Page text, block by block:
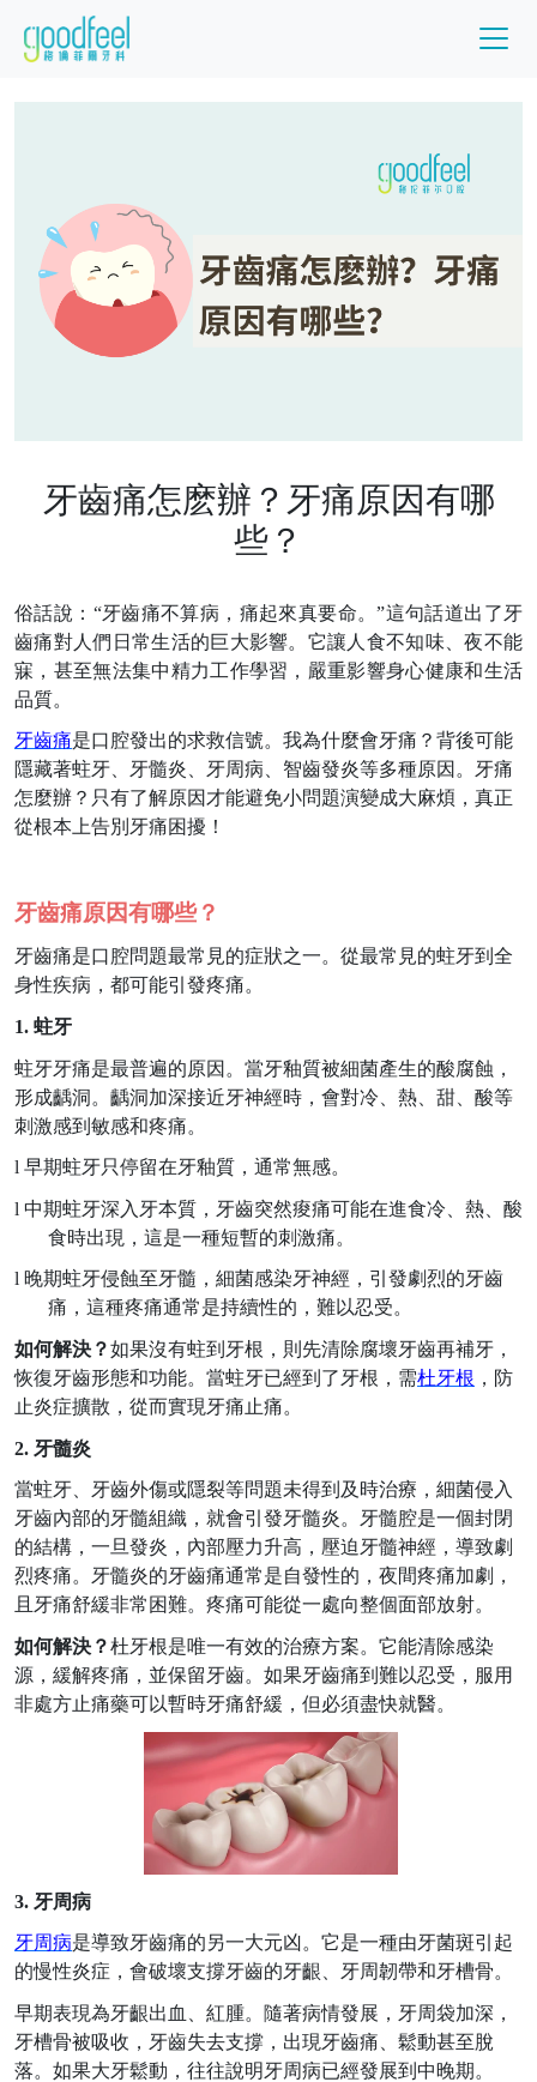
牙齒痛怎麽辦？牙痛原因有哪
些？
俗話說： “牙齒痛不算病，痛起來真要命。”這句話道出了牙
齒痛對人們日常生活的巨大影響。它讓人食不知味、夜不能
寐，甚至無法集中精力工作學習，嚴重影響身心健康和生活
品質。
牙齒痛是口腔發出的求救信號。我為什麼會牙痛？背後可能
隱藏著蛀牙、牙髓炎、牙周病、智齒發炎等多種原因。牙痛
怎麼辦？只有了解原因才能避免小問題演變成大麻煩，真正
從根本上告別牙痛困擾！
牙齒痛原因有哪些？
牙齒痛是口腔問題最常見的症狀之一。從最常見的蛀牙到全
身性疾病，都可能引發疼痛。
1. 蛀牙
蛀牙牙痛是最普遍的原因。當牙釉質被細菌產生的酸腐蝕，
形成齲洞。齲洞加深接近牙神經時，會對冷、熱、甜、酸等
刺激感到敏感和疼痛。
l 早期蛀牙只停留在牙釉質，通常無感。
l 中期蛀牙深入牙本質，牙齒突然痠痛可能在進食冷、熱、 酸
食時出現，這是一種短暫的刺激痛。
l 晚期蛀牙侵蝕至牙髓，細菌感染牙神經，引發劇烈的牙齒
痛，這種疼痛通常是持續性的，難以忍受。
如何解決？如果沒有蛀到牙根，則先清除腐壞牙齒再補牙，
恢復牙齒形態和功能。當蛀牙已經到了牙根，需杜牙根 ，防
止炎症擴散，從而實現牙痛止痛。
2. 牙髓炎
當蛀牙、牙齒外傷或隱裂等問題未得到及時治療，細菌侵入
牙齒內部的牙髓組織，就會引發牙髓炎。牙髓腔是一個封閉
的結構，一旦發炎，內部壓力升高，壓迫牙髓神經，導致劇
烈疼痛。牙髓炎的牙齒痛通常是自發性的，夜間疼痛加劇，
且牙痛舒緩非常困難。疼痛可能從一處向整個面部放射。
如何解決？杜牙根是唯一有效的治療方案。它能清除感染
源，緩解疼痛，並保留牙齒。如果牙齒痛到難以忍受，服用
非處方止痛藥可以暫時牙痛舒緩，但必須盡快就醫。
3. 牙周病
牙周病是導致牙齒痛的另一大元凶。它是一種由牙菌斑引起
的慢性炎症，會破壞支撐牙齒的牙齦、牙周韌帶和牙槽骨。
早期表現為牙齦出血、紅腫。隨著病情發展，牙周袋加深，
牙槽骨被吸收，牙齒失去支撐，出現牙齒痛、鬆動甚至脫
落。如果大牙鬆動，往往說明牙周病已經發展到中晚期。